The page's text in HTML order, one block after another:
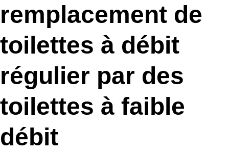
remplacement de
toilettes à débit
régulier par des
toilettes à faible
débit